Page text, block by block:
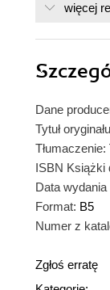
więcej
Dane
Tytuł
Tłumaczenie:
ISBN Książki
Data
Format: B5
Numer z
Zgłoś erratę